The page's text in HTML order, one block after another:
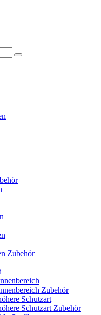
Zubehör
Zubehör
Schutzart
Schutzart Zubehör